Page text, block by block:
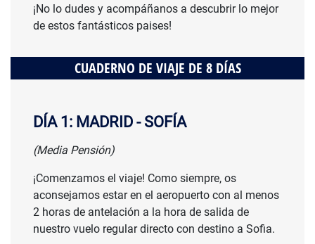
¡No lo dudes y acompáñanos a descubrir lo mejor
de estos fantásticos paises!
CUADERNO DE VIAJE DE 8 DÍAS
DÍA 1: MADRID - SOFÍA
(Media Pensión)
¡Comenzamos el viaje! Como siempre, os
aconsejamos estar en el aeropuerto con al menos
2 horas de antelación a la hora de salida de
nuestro vuelo regular directo con destino a Sofia.